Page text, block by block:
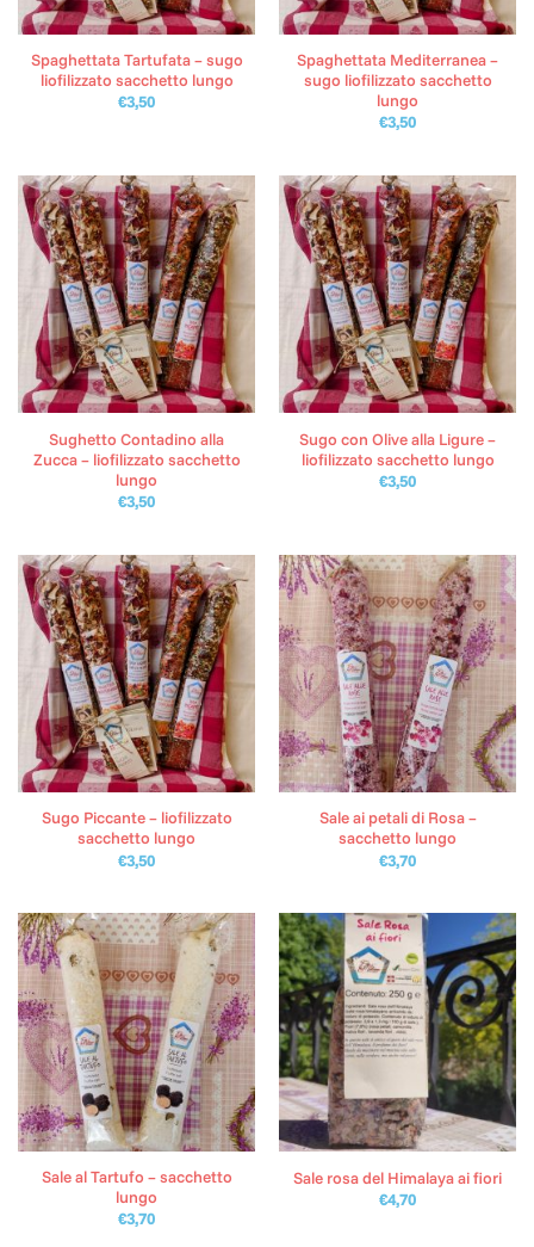
Spaghettata Tartufata – sugo
liofilizzato sacchetto lungo
€3,50
Spaghettata Mediterranea –
sugo liofilizzato sacchetto
lungo
€3,50
Sughetto Contadino alla
Zucca – liofilizzato sacchetto
lungo
€3,50
Sugo con Olive alla Ligure –
liofilizzato sacchetto lungo
€3,50
Sugo Piccante – liofilizzato
sacchetto lungo
€3,50
Sale ai petali di Rosa –
sacchetto lungo
€3,70
Sale al Tartufo – sacchetto
lungo
€3,70
Sale rosa del Himalaya ai fiori
€4,70